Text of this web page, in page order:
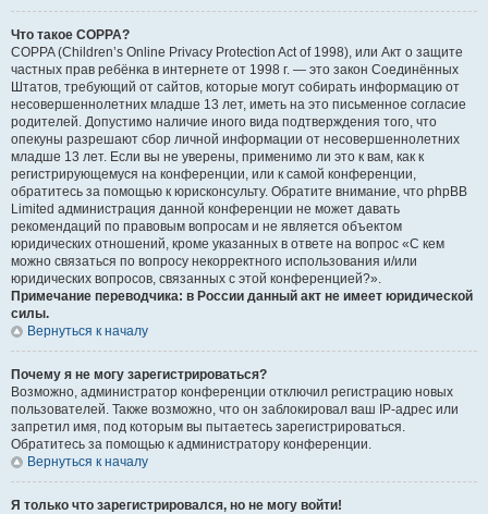
Что такое COPPA?
COPPA (Children’s Online Privacy Protection Act of 1998), или Акт о защите
частных прав ребёнка в интернете от 1998 г. — это закон Соединённых
Штатов, требующий от сайтов, которые могут собирать информацию от
несовершеннолетних младше 13 лет, иметь на это письменное согласие
родителей. Допустимо наличие иного вида подтверждения того, что
опекуны разрешают сбор личной информации от несовершеннолетних
младше 13 лет. Если вы не уверены, применимо ли это к вам, как к
регистрирующемуся на конференции, или к самой конференции,
обратитесь за помощью к юрисконсульту. Обратите внимание, что phpBB
Limited администрация данной конференции не может давать
рекомендаций по правовым вопросам и не является объектом
юридических отношений, кроме указанных в ответе на вопрос «С кем
можно связаться по вопросу некорректного использования и/или
юридических вопросов, связанных с этой конференцией?».
Примечание переводчика: в России данный акт не имеет юридической
силы.
Вернуться к началу
Почему я не могу зарегистрироваться?
Возможно, администратор конференции отключил регистрацию новых
пользователей. Также возможно, что он заблокировал ваш IP-адрес или
запретил имя, под которым вы пытаетесь зарегистрироваться.
Обратитесь за помощью к администратору конференции.
Вернуться к началу
Я только что зарегистрировался, но не могу войти!